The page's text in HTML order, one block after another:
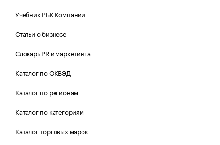
Учебник РБК Компании
Статьи о бизнесе
Словарь PR и маркетинга
Каталог по ОКВЭД
Каталог по регионам
Каталог по категориям
Каталог торговых марок